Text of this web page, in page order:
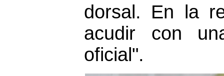
dorsal. En la
acudir con
oficial".